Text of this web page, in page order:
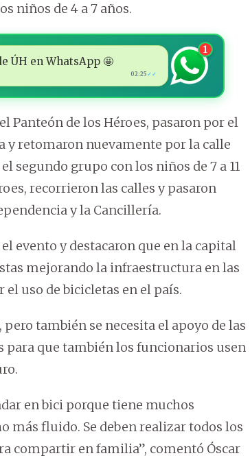
niños de 4 a 7 años.
ÚH en WhatsApp 🤩
02:25 ✓✓
1
Panteón de los Héroes, pasaron por el
y retomaron nuevamente por la calle
segundo grupo con los niños de 7 a 11
recorrieron las calles y pasaron
y la Cancillería.
evento y destacaron que en la capital
mejorando la infraestructura en las
uso de bicicletas en el país.
también se necesita el apoyo de las
que también los funcionarios usen
en bici porque tiene muchos
más fluido. Se deben realizar todos los
compartir en familia”, comentó Óscar